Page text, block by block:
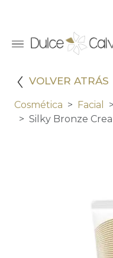
VOLVER ATRÁS
Cosmética Facial
Silky Bronze